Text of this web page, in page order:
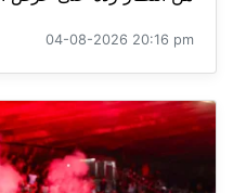
04-08-2026 20:16 pm